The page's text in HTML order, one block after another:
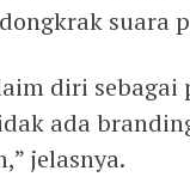
suara
diri
ada
jelasnya.